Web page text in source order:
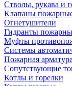
Стволы, рукава и
Клапаны
Огнетушители
Гидранты
Муфты
Системы
Пожарная арматура
Сопутствующие
Котлы и горелки